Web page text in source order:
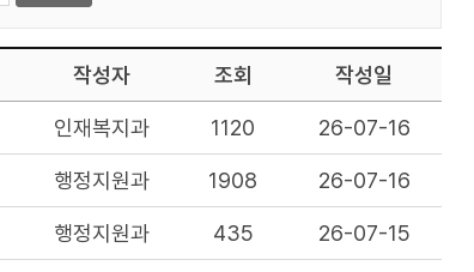
작성자 조회 작성일
인재복지과 1120 26-07-16
행정지원과 1908 26-07-16
행정지원과 435 26-07-15